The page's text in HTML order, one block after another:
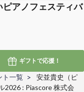
アノフェスティバ
ギフトで応援！
ト一覧
安並貴史（ピ
2026 : Piascore 株式会